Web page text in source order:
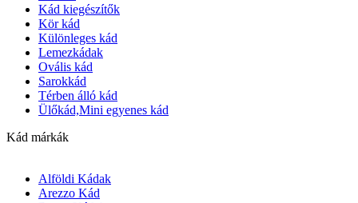
Kád kiegészítők
Kör kád
Különleges kád
Lemezkádak
Ovális kád
Sarokkád
Térben álló kád
Ülőkád,Mini egyenes kád
Kád márkák
Alföldi Kádak
Arezzo Kád